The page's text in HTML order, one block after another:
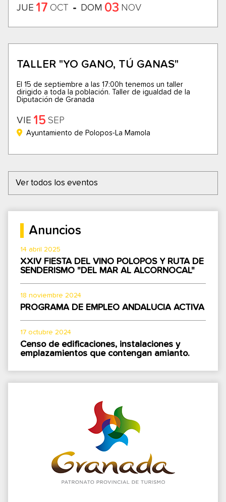
JUE 17 OCT DOM 03 NOV
TALLER "YO GANO, TÚ GANAS"
El 15 de septiembre a las 17:00h tenemos un taller
dirigido a toda la población. Taller de igualdad de la
Diputación de Granada
VIE 15 SEP
Ayuntamiento de Polopos-La Mamola
Ver todos los eventos
Anuncios
14 abril 2025
XXIV FIESTA DEL VINO POLOPOS Y RUTA DE
SENDERISMO "DEL MAR AL ALCORNOCAL"
18 noviembre 2024
PROGRAMA DE EMPLEO ANDALUCIA ACTIVA
17 octubre 2024
Censo de edificaciones, instalaciones y
emplazamientos que contengan amianto.